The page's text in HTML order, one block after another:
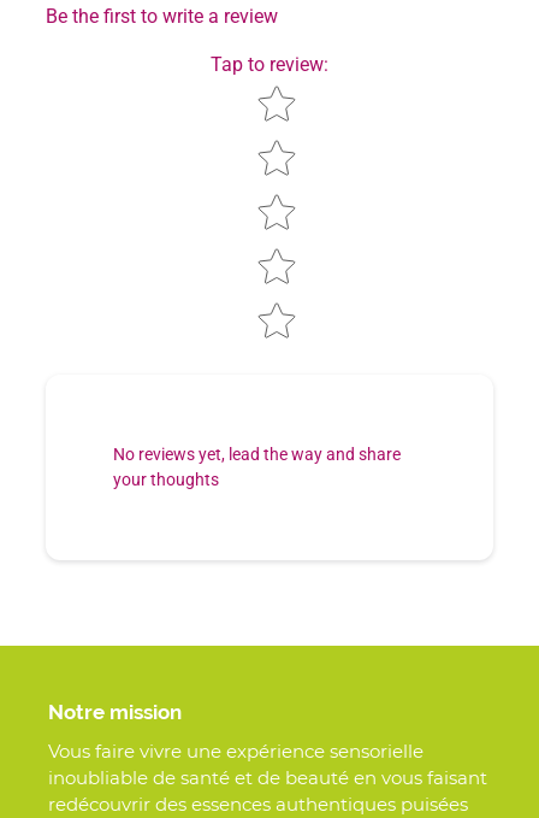
Be the first to write a review
Tap to review:
Star rating
No reviews yet, lead the way and share
your thoughts
Notre mission
Vous faire vivre une expérience sensorielle
inoubliable de santé et de beauté en vous faisant
redécouvrir des essences authentiques puisées